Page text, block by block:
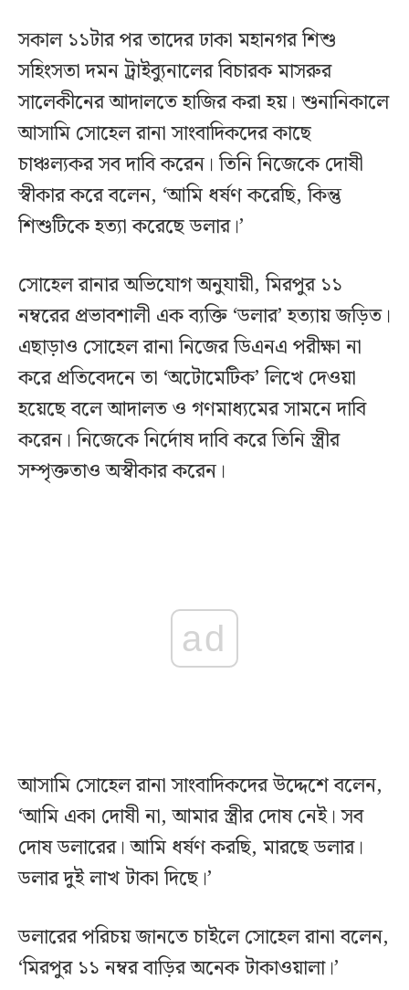
সকাল ১১টার পর তাদের ঢাকা মহানগর শিশু
সহিংসতা দমন ট্রাইব্যুনালের বিচারক মাসরুর
সালেকীনের আদালতে হাজির করা হয়। শুনানিকালে
আসামি সোহেল রানা সাংবাদিকদের কাছে
চাঞ্চল্যকর সব দাবি করেন। তিনি নিজেকে দোষী
স্বীকার করে বলেন, ‘আমি ধর্ষণ করেছি, কিন্তু
শিশুটিকে হত্যা করেছে ডলার।’
সোহেল রানার অভিযোগ অনুযায়ী, মিরপুর ১১
নম্বরের প্রভাবশালী এক ব্যক্তি ‘ডলার’ হত্যায় জড়িত।
এছাড়াও সোহেল রানা নিজের ডিএনএ পরীক্ষা না
করে প্রতিবেদনে তা ‘অটোমেটিক’ লিখে দেওয়া
হয়েছে বলে আদালত ও গণমাধ্যমের সামনে দাবি
করেন। নিজেকে নির্দোষ দাবি করে তিনি স্ত্রীর
সম্পৃক্ততাও অস্বীকার করেন।
ad
আসামি সোহেল রানা সাংবাদিকদের উদ্দেশে বলেন,
‘আমি একা দোষী না, আমার স্ত্রীর দোষ নেই। সব
দোষ ডলারের। আমি ধর্ষণ করছি, মারছে ডলার।
ডলার দুই লাখ টাকা দিছে।’
ডলারের পরিচয় জানতে চাইলে সোহেল রানা বলেন,
‘মিরপুর ১১ নম্বর বাড়ির অনেক টাকাওয়ালা।’